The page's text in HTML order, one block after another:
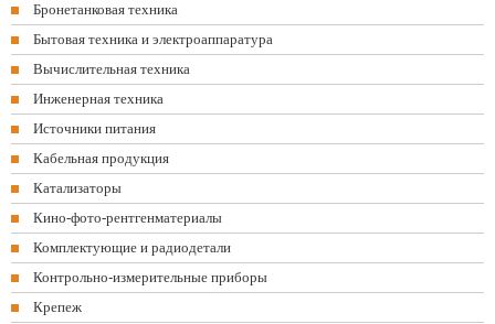
Бронетанковая техника
Бытовая техника и электроаппаратура
Вычислительная техника
Инженерная техника
Источники питания
Кабельная продукция
Катализаторы
Кино-фото-рентгенматериалы
Комплектующие и радиодетали
Контрольно-измерительные приборы
Крепеж